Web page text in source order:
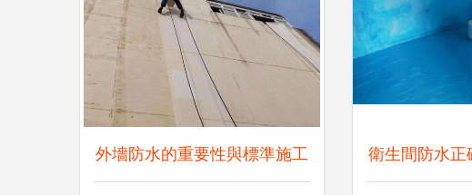
外墻防水的重要性與標準施工 衛生間防水正